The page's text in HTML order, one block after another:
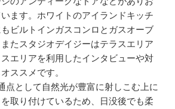
ます。ホワイトのアイランドキッチ
ビルトインガスコンロとガスオーブ
たスタジオデイジーはテラスエリア
エリアを利用したインタビューや対
ススメです。
点として自然光が豊富に射しこむ上に
取り付けているため、日没後でも柔